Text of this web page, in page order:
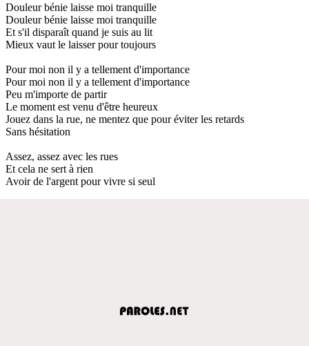
Douleur bénie laisse moi tranquille
Douleur bénie laisse moi tranquille
Et s'il disparaît quand je suis au lit
Mieux vaut le laisser pour toujours
Pour moi non il y a tellement d'importance
Pour moi non il y a tellement d'importance
Peu m'importe de partir
Le moment est venu d'être heureux
Jouez dans la rue, ne mentez que pour éviter les retards
Sans hésitation
Assez, assez avec les rues
Et cela ne sert à rien
Avoir de l'argent pour vivre si seul